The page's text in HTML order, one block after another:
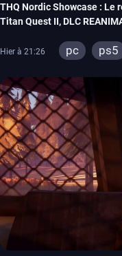
THQ Nordic Showcase : Le
Titan Quest II, DLC
Hier à 21:26 pc ps5